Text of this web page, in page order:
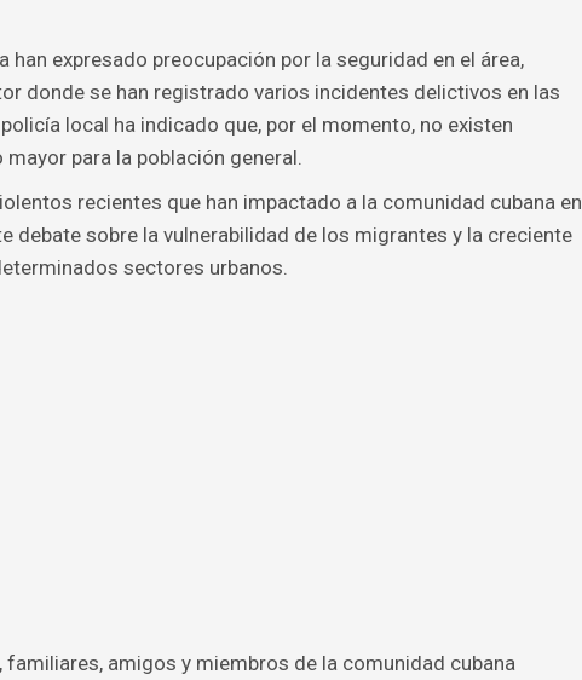
expresado preocupación por la seguridad en el área,
donde se han registrado varios incidentes delictivos en las
local ha indicado que, por el momento, no existen
para la población general.
recientes que han impactado a la comunidad cubana en
debate sobre la vulnerabilidad de los migrantes y la creciente
sectores urbanos.
amigos y miembros de la comunidad cubana